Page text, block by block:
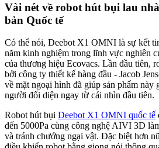
Vài nét về robot hút bụi lau
bản Quốc tế
Có thể nói, Deebot X1 OMNI là sự kết
năm kinh nghiệm trong lĩnh vực nghiên
của thương hiệu Ecovacs. Lần đầu tiên,
bởi công ty thiết kế hàng đầu - Jacob
về mặt ngoại hình đã giúp sản phẩm này
người đối diện ngay từ cái nhìn đầu tiên.
Robot hút bụi Deebot X1 OMNI quốc tế
đến 5000Pa cùng công nghệ AIVI 3D
và tránh chướng ngại vật. Đặc biệt hơn